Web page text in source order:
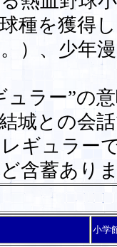
種を獲得
）、少年
ラー”の
城との会
ギュラー
含蓄あり
小学